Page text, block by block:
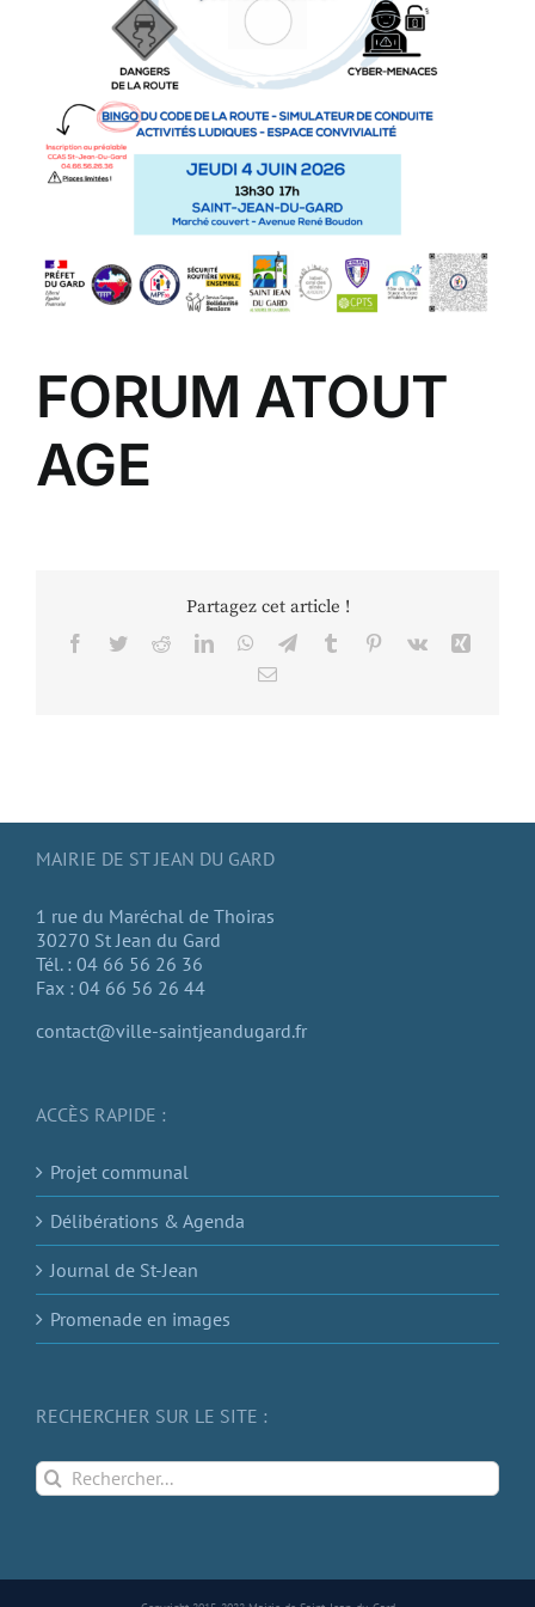
FORUM ATOUT
AGE
Partagez cet article !
Facebook
TwitterRedditLinkedInWhatsApp
TelegramTumblr Pinterest
Vk
Xing
Email
MAIRIE DE ST JEAN DU GARD
1 rue du Maréchal de Thoiras
30270 St Jean du Gard
Tél. : 04 66 56 26 36
Fax : 04 66 56 26 44
contact@ville-saintjeandugard.fr
ACCÈS RAPIDE :
Projet communal
Délibérations & Agenda
Journal de St-Jean
Promenade en images
RECHERCHER SUR LE SITE :
Rechercher: